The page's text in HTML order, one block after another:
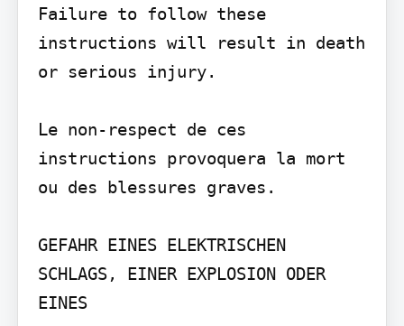
Failure to follow these
instructions will result in death
or serious injury.
Le non-respect de ces
instructions provoquera la mort
ou des blessures graves.
GEFAHR EINES ELEKTRISCHEN
SCHLAGS, EINER EXPLOSION ODER
EINES